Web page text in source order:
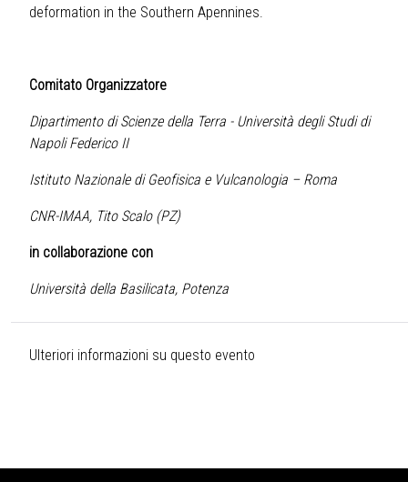
deformation in the Southern Apennines.
Comitato Organizzatore
Dipartimento di Scienze della Terra - Università degli Studi di
Napoli Federico II
Istituto Nazionale di Geofisica e Vulcanologia – Roma
CNR-IMAA, Tito Scalo (PZ)
in collaborazione con
Università della Basilicata, Potenza
Ulteriori informazioni su questo evento